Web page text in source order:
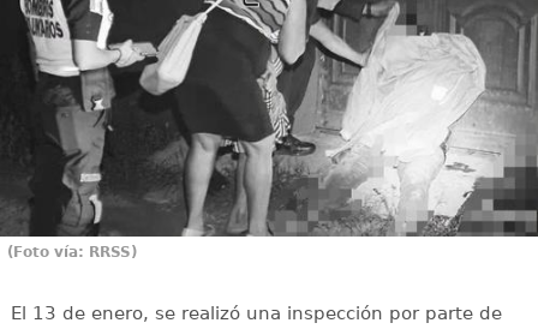
(Foto vía: RRSS)
El 13 de enero, se realizó una inspección por parte de